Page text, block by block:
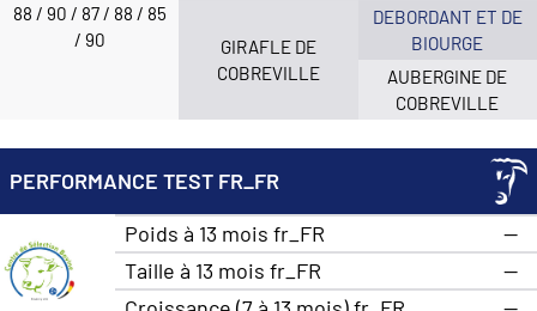
88 / 90 / 87 / 88 / 85
/ 90
GIRAFLE DE
COBREVILLE
DEBORDANT ET DE
BIOURGE
AUBERGINE DE
COBREVILLE
PERFORMANCE TEST FR_FR
Poids à 13 mois fr_FR
—
Taille à 13 mois fr_FR
—